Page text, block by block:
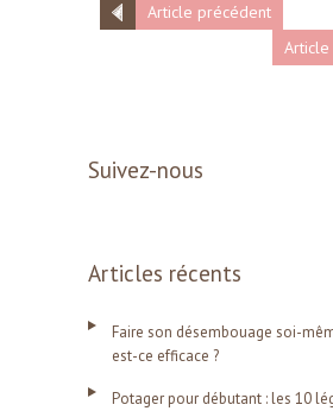
Article précédent
Article
Suivez-nous
Articles récents
Faire son désembouage soi-
est-ce efficace ?
Potager pour débutant : les 10